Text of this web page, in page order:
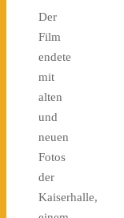
Der
Film
endete
mit
alten
und
neuen
Fotos
der
Kaiserhalle,